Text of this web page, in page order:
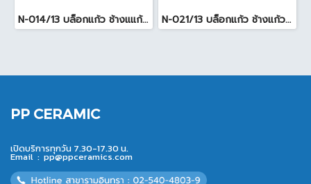
N-014/13 บล็อกแก้ว ช้างแแก้ว WOW หยาดเพชร ( 24x11.5x8 cm.) N-021/13 บล็อกแก้ว ช้างแก้ว WOW แก้วประดับฟ้า ( 24X11.5X8cm )
PP CERAMIC
เปิดบริการทุกวัน 7.30-17.30 น.
Email : pp@ppceramics.com